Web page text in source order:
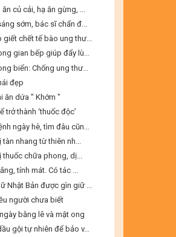
củ cải, hạ ăn gừng, ...
sớm, bác sĩ chẩn đ...
chết tế bào ung thư...
gian bếp giúp đẩy lù...
biển: Chống ung thư...
đẹp
ăn dứa " Khớm "
trở thành ‘thuốc độc’
ngày hè, tìm đâu cũn...
nhang từ thiên nh...
thuốc chữa phong, dị...
tính mát. Có tác ...
Nhật Bản được gìn giữ ...
người chưa biết
bằng lê và mật ong
gội tự nhiên để bảo v...